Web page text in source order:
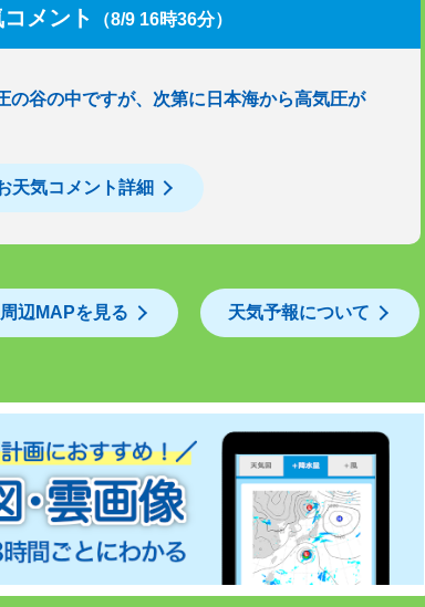
メント （8/9 16時36分）
の谷の中ですが、次第に日本海から高気圧が
天気コメント詳細
周辺MAPを見る 天気予報について